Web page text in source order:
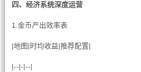
四、经济系统深度运营
1.金币产出效率表
|地图|时均收益|推荐配置|
|--|-|--|